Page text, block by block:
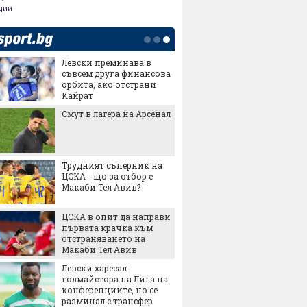
Левски преминава в
съвсем друга финансова
орбита, ако отстрани
Кайрат
Смут в лагера на Арсенал
Трудният съперник на
ЦСКА - що за отбор е
Макаби Тел Авив?
ЦСКА в опит да направи
първата крачка към
отстраняването на
Макаби Тел Авив
Левски харесал
голмайстора на Лига на
конференциите, но се
разминал с трансфер